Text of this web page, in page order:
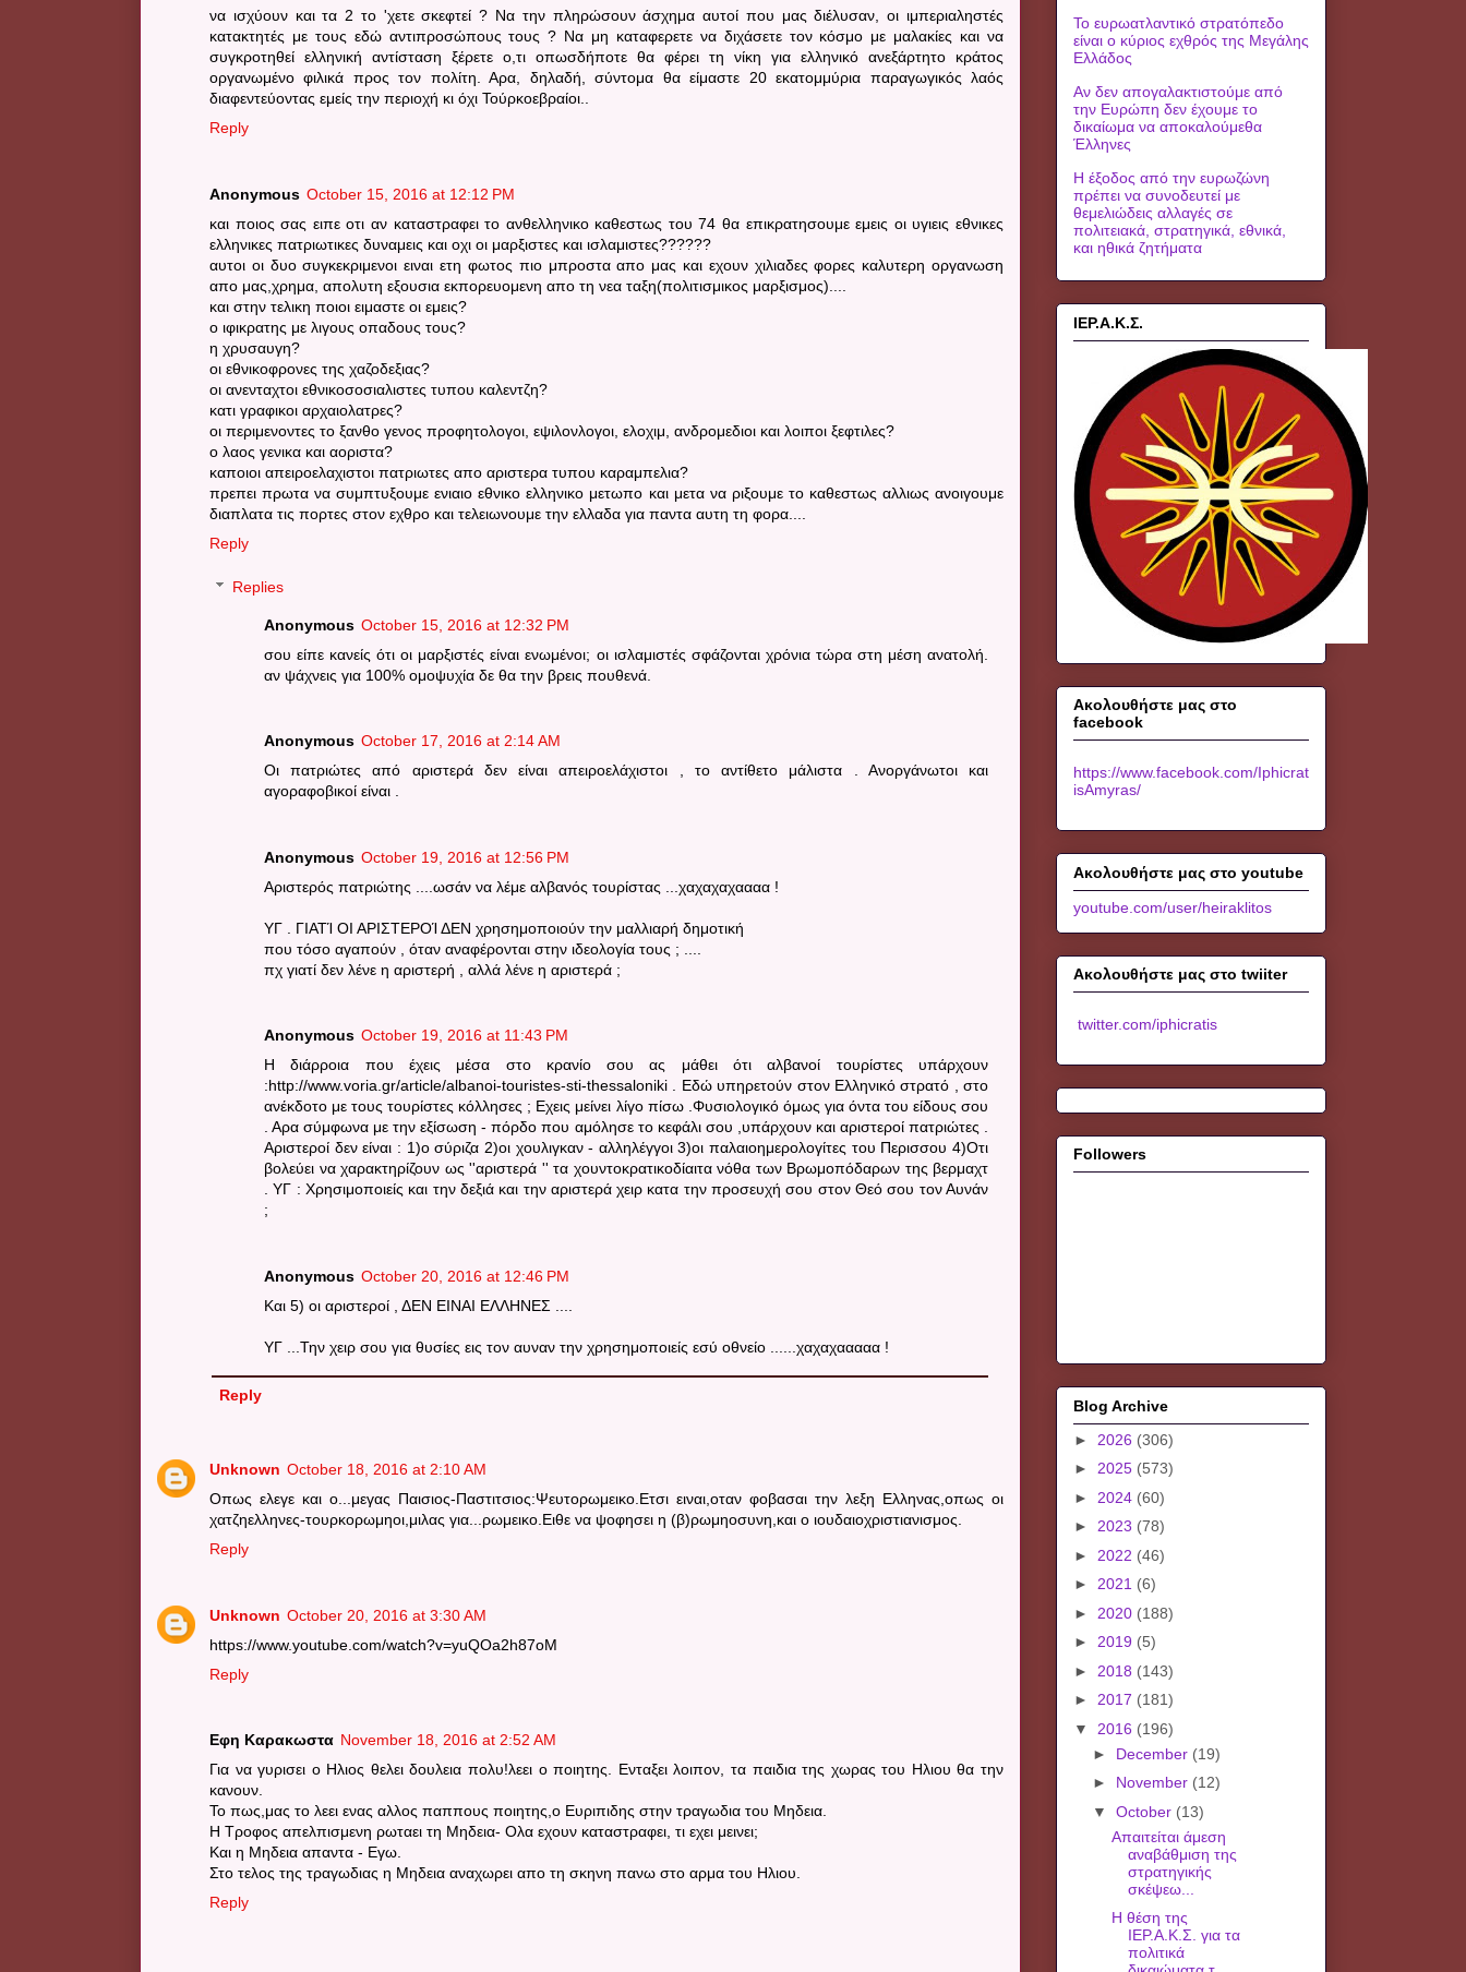
να ισχύουν και τα 2 το 'χετε σκεφτεί ? Να την πληρώσουν άσχημα αυτοί που μας διέλυσαν, οι ιμπεριαληστές
κατακτητές με τους εδώ αντιπροσώπους τους ? Να μη καταφερετε να διχάσετε τον κόσμο με μαλακίες και να
συγκροτηθεί ελληνική αντίσταση ξέρετε ο,τι οπωσδήποτε θα φέρει τη νίκη για ελληνικό ανεξάρτητο κράτος
οργανωμένο φιλικά προς τον πολίτη. Αρα, δηλαδή, σύντομα θα είμαστε 20 εκατομμύρια παραγωγικός λαός
διαφεντεύοντας εμείς την περιοχή κι όχι Τούρκοεβραίοι..
Reply
Anonymous October 15, 2016 at 12:12 PM
και ποιος σας ειπε οτι αν καταστραφει το ανθελληνικο καθεστως του 74 θα επικρατησουμε εμεις οι υγιεις εθνικες
ελληνικες πατριωτικες δυναμεις και οχι οι μαρξιστες και ισλαμιστες??????
αυτοι οι δυο συγκεκριμενοι ειναι ετη φωτος πιο μπροστα απο μας και εχουν χιλιαδες φορες καλυτερη οργανωση
απο μας,χρημα, απολυτη εξουσια εκπορευομενη απο τη νεα ταξη(πολιτισμικος μαρξισμος)....
και στην τελικη ποιοι ειμαστε οι εμεις?
ο ιφικρατης με λιγους οπαδους τους?
η χρυσαυγη?
οι εθνικοφρονες της χαζοδεξιας?
οι ανενταχτοι εθνικοσοσιαλιστες τυπου καλεντζη?
κατι γραφικοι αρχαιολατρες?
οι περιμενοντες το ξανθο γενος προφητολογοι, εψιλονλογοι, ελοχιμ, ανδρομεδιοι και λοιποι ξεφτιλες?
ο λαος γενικα και αοριστα?
καποιοι απειροελαχιστοι πατριωτες απο αριστερα τυπου καραμπελια?
πρεπει πρωτα να συμπτυξουμε ενιαιο εθνικο ελληνικο μετωπο και μετα να ριξουμε το καθεστως αλλιως ανοιγουμε
διαπλατα τις πορτες στον εχθρο και τελειωνουμε την ελλαδα για παντα αυτη τη φορα....
Reply
Replies
Anonymous October 15, 2016 at 12:32 PM
σου είπε κανείς ότι οι μαρξιστές είναι ενωμένοι; οι ισλαμιστές σφάζονται χρόνια τώρα στη μέση ανατολή.
αν ψάχνεις για 100% ομοψυχία δε θα την βρεις πουθενά.
Anonymous October 17, 2016 at 2:14 AM
Οι πατριώτες από αριστερά δεν είναι απειροελάχιστοι , το αντίθετο μάλιστα . Ανοργάνωτοι και
αγοραφοβικοί είναι .
Anonymous October 19, 2016 at 12:56 PM
Αριστερός πατριώτης ....ωσάν να λέμε αλβανός τουρίστας ...χαχαχαχαααα !
ΥΓ . ΓΙΑΤΊ ΟΙ ΑΡΙΣΤΕΡΟΊ ΔΕΝ χρησημοποιούν την μαλλιαρή δημοτική
που τόσο αγαπούν , όταν αναφέρονται στην ιδεολογία τους ; ....
πχ γιατί δεν λένε η αριστερή , αλλά λένε η αριστερά ;
Anonymous October 19, 2016 at 11:43 PM
Η διάρροια που έχεις μέσα στο κρανίο σου ας μάθει ότι αλβανοί τουρίστες υπάρχουν
:http://www.voria.gr/article/albanoi-touristes-sti-thessaloniki . Εδώ υπηρετούν στον Ελληνικό στρατό , στο
ανέκδοτο με τους τουρίστες κόλλησες ; Eχεις μείνει λίγο πίσω .Φυσιολογικό όμως για όντα του είδους σου
. Αρα σύμφωνα με την εξίσωση - πόρδο που αμόλησε το κεφάλι σου ,υπάρχουν και αριστεροί πατριώτες .
Αριστεροί δεν είναι : 1)ο σύριζα 2)οι χουλιγκαν - αλληλέγγοι 3)οι παλαιοημερολογίτες του Περισσου 4)Οτι
βολεύει να χαρακτηρίζουν ως ''αριστερά '' τα χουντοκρατικοδίαιτα νόθα των Βρωμοπόδαρων της βερμαχτ
. ΥΓ : Χρησιμοποιείς και την δεξιά και την αριστερά χειρ κατα την προσευχή σου στον Θεό σου τον Αυνάν
;
Anonymous October 20, 2016 at 12:46 PM
Και 5) οι αριστεροί , ΔΕΝ ΕΙΝΑΙ ΕΛΛΗΝΕΣ ....
ΥΓ ...Την χειρ σου για θυσίες εις τον αυναν την χρησημοποιείς εσύ οθνείο ......χαχαχααααα !
Reply
Unknown October 18, 2016 at 2:10 AM
Οπως ελεγε και ο...μεγας Παισιος-Παστιτσιος:Ψευτορωμεικο.Ετσι ειναι,οταν φοβασαι την λεξη Ελληνας,οπως οι
χατζηελληνες-τουρκορωμηοι,μιλας για...ρωμεικο.Ειθε να ψοφησει η (β)ρωμηοσυνη,και ο ιουδαιοχριστιανισμος.
Reply
Unknown October 20, 2016 at 3:30 AM
https://www.youtube.com/watch?v=yuQOa2h87oM
Reply
Εφη Καρακωστα November 18, 2016 at 2:52 AM
Για να γυρισει ο Ηλιος θελει δουλεια πολυ!λεει ο ποιητης. Ενταξει λοιπον, τα παιδια της χωρας του Ηλιου θα την
κανουν.
Το πως,μας το λεει ενας αλλος παππους ποιητης,ο Ευριπιδης στην τραγωδια του Μηδεια.
Η Τροφος απελπισμενη ρωταει τη Μηδεια- Ολα εχουν καταστραφει, τι εχει μεινει;
Και η Μηδεια απαντα - Εγω.
Στο τελος της τραγωδιας η Μηδεια αναχωρει απο τη σκηνη πανω στο αρμα του Ηλιου.
Reply
Το ευρωατλαντικό στρατόπεδο
είναι ο κύριος εχθρός της Μεγάλης
Ελλάδος
Αν δεν απογαλακτιστούμε από
την Ευρώπη δεν έχουμε το
δικαίωμα να αποκαλούμεθα
Έλληνες
Η έξοδος από την ευρωζώνη
πρέπει να συνοδευτεί με
θεμελιώδεις αλλαγές σε
πολιτειακά, στρατηγικά, εθνικά,
και ηθικά ζητήματα
ΙΕΡ.Α.Κ.Σ.
Ακολουθήστε μας στο
facebook
https://www.facebook.com/Iphicrat
isAmyras/
Ακολουθήστε μας στο youtube
youtube.com/user/heiraklitos
Ακολουθήστε μας στο twiiter
twitter.com/iphicratis
Followers
Blog Archive
► 2026 (306)
► 2025 (573)
► 2024 (60)
► 2023 (78)
► 2022 (46)
► 2021 (6)
► 2020 (188)
► 2019 (5)
► 2018 (143)
► 2017 (181)
▼ 2016 (196)
► December (19)
► November (12)
▼ October (13)
Απαιτείται άμεση
αναβάθμιση της
στρατηγικής
σκέψεω...
Η θέση της
ΙΕΡ.Α.Κ.Σ. για τα
πολιτικά